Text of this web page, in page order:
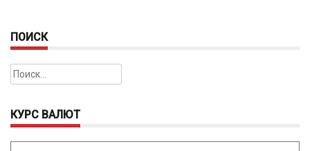
ПОИСК
Найти:
КУРС ВАЛЮТ